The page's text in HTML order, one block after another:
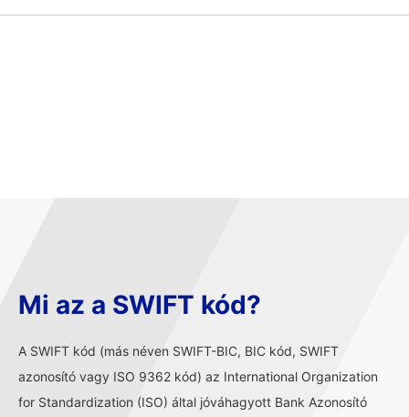
Mi az a SWIFT kód?
A SWIFT kód (más néven SWIFT-BIC, BIC kód, SWIFT
azonosító vagy ISO 9362 kód) az International Organization
for Standardization (ISO) által jóváhagyott Bank Azonosító